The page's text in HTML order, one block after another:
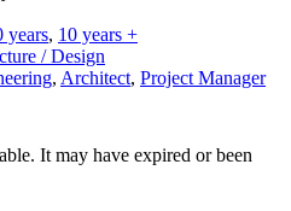
years, 10 years +
/ Design
, Architect, Project Manager
It may have expired or been